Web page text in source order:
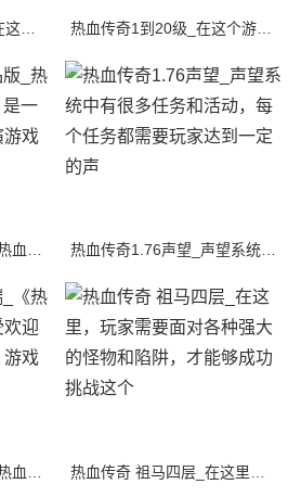
热血传奇1.76大极品版_热血传奇1.76大极品版，是一款经典的网络角色扮演游戏 热血传奇1.76声望_声望系统中有很多任务和活动，每个任务都需要玩家达到一定的声